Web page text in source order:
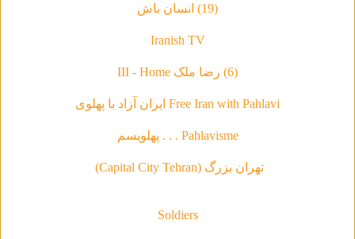
(19) انسان باش
Iranish TV
(6) رضا ملک III - Home
Free Iran with Pahlavi ایران آزاد با پهلوی
Pahlavisme . . . پهلویسم
تهران بزرگ (Capital City Tehran)
Soldiers